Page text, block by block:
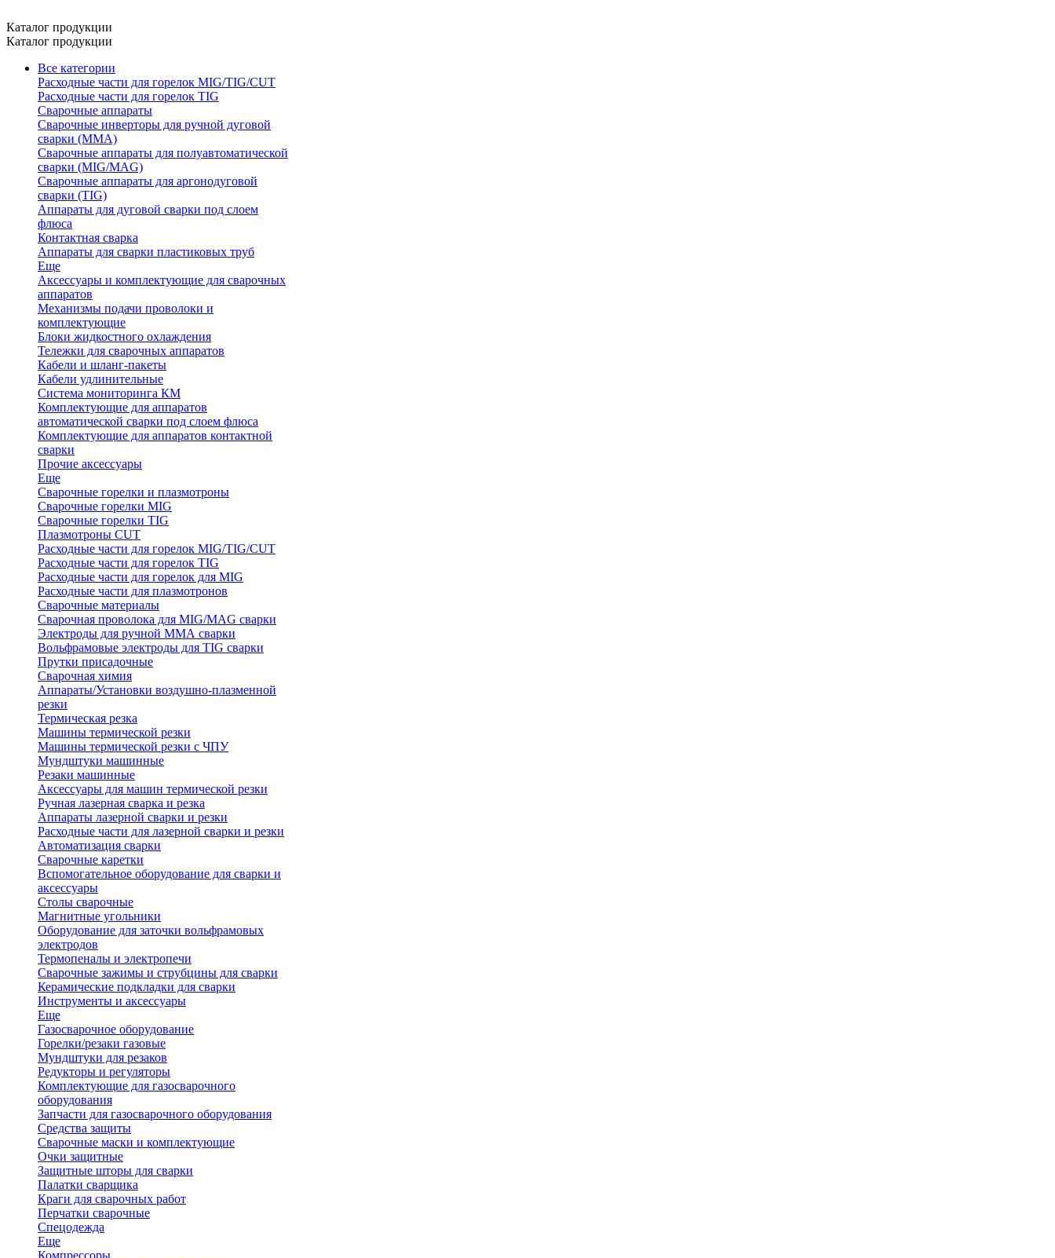
Каталог продукции
Каталог продукции
Все категории
Расходные части для горелок MIG/TIG/CUT
Расходные части для горелок TIG
Сварочные аппараты
Сварочные инверторы для ручной дуговой
сварки (MMA)
Сварочные аппараты для полуавтоматической
сварки (MIG/MAG)
Сварочные аппараты для аргонодуговой
сварки (TIG)
Аппараты для дуговой сварки под слоем
флюса
Контактная сварка
Аппараты для сварки пластиковых труб
Еще
Аксессуары и комплектующие для сварочных
аппаратов
Механизмы подачи проволоки и
комплектующие
Блоки жидкостного охлаждения
Тележки для сварочных аппаратов
Кабели и шланг-пакеты
Кабели удлинительные
Система мониторинга КМ
Комплектующие для аппаратов
автоматической сварки под слоем флюса
Комплектующие для аппаратов контактной
сварки
Прочие аксессуары
Еще
Сварочные горелки и плазмотроны
Сварочные горелки MIG
Сварочные горелки TIG
Плазмотроны CUT
Расходные части для горелок MIG/TIG/CUT
Расходные части для горелок TIG
Расходные части для горелок для MIG
Расходные части для плазмотронов
Сварочные материалы
Сварочная проволока для MIG/MAG сварки
Электроды для ручной ММА сварки
Вольфрамовые электроды для TIG сварки
Прутки присадочные
Сварочная химия
Аппараты/Установки воздушно-плазменной
резки
Термическая резка
Машины термической резки
Машины термической резки с ЧПУ
Мундштуки машинные
Резаки машинные
Аксессуары для машин термической резки
Ручная лазерная сварка и резка
Аппараты лазерной сварки и резки
Расходные части для лазерной сварки и резки
Автоматизация сварки
Сварочные каретки
Вспомогательное оборудование для сварки и
аксессуары
Столы сварочные
Магнитные угольники
Оборудование для заточки вольфрамовых
электродов
Термопеналы и электропечи
Сварочные зажимы и струбцины для сварки
Керамические подкладки для сварки
Инструменты и аксессуары
Еще
Газосварочное оборудование
Горелки/резаки газовые
Мундштуки для резаков
Редукторы и регуляторы
Комплектующие для газосварочного
оборудования
Запчасти для газосварочного оборудования
Средства защиты
Сварочные маски и комплектующие
Очки защитные
Защитные шторы для сварки
Палатки сварщика
Краги для сварочных работ
Перчатки сварочные
Спецодежда
Еще
Компрессоры